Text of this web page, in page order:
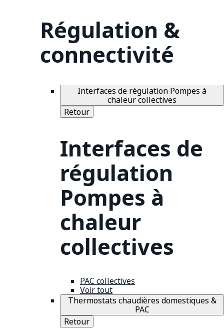
Régulation &
connectivité
Interfaces de régulation Pompes à
chaleur collectives
Retour
Interfaces de
régulation
Pompes à
chaleur
collectives
PAC collectives
Voir tout
Thermostats chaudières domestiques &
PAC
Retour